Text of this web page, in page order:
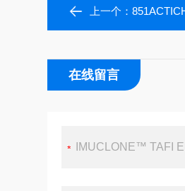
上一个：
在线留言